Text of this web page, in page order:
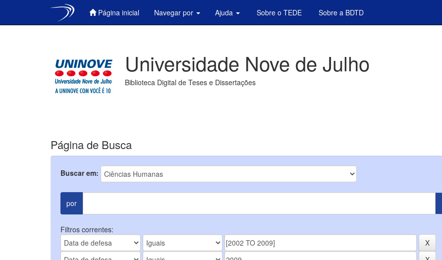
Página inicial Navegar por Ajuda Sobre o TEDE Sobre a BDTD
Universidade Nove de Julho
Biblioteca Digital de Teses e Dissertações
Página de Busca
Buscar em:
por
Filtros correntes: